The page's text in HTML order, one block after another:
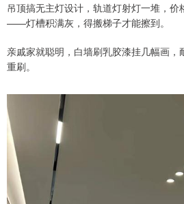
吊顶搞无主灯设计，轨道灯射灯一堆，价
——灯槽积满灰，得搬梯子才能擦到。
亲戚家就聪明，白墙刷乳胶漆挂几幅画
重刷。